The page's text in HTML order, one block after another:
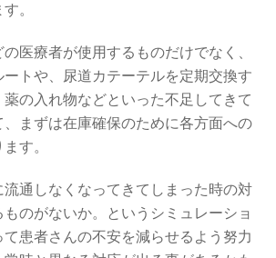
。
医療者が使用するものだけでなく、
ートや、尿道カテーテルを定期交換す
の入れ物などといった不足してきて
まずは在庫確保のために各方面への
す。
通しなくなってきてしまった時の対
のがないか。というシミュレーショ
患者さんの不安を減らせるよう努力